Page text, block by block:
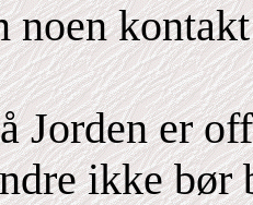
noen
Jorden er
ikke